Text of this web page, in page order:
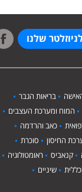
שלנו
בריאות הגבר
המוח ומערכת העצבים
כאב והרדמה
החיסון
סוכרת
קנאביס
ראומטולוגיה
שיניים